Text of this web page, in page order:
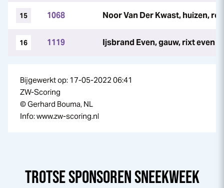
15 1068 Noor Van Der Kwast, huizen,
16 1119 Ijsbrand Even, gauw, rixt even
Bijgewerkt op: 17-05-2022 06:41
ZW-Scoring
© Gerhard Bouma, NL
Info: www.zw-scoring.nl
TROTSE SPONSORENSNEEKWEEK